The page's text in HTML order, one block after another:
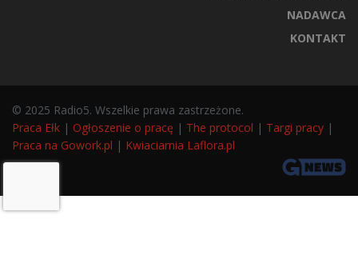
NADAWCA
KONTAKT
© 2025 Radio5. Wszelkie prawa zastrzeżone.
Praca Ełk | Ogłoszenie o pracę | The protocol | Targi pracy |
Praca na Gowork.pl | Kwiaciarnia Laflora.pl